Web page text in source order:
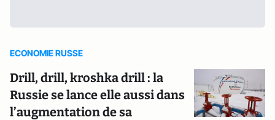
ECONOMIE RUSSE
Drill, drill, kroshka drill : la
Russie se lance elle aussi dans
l’augmentation de sa